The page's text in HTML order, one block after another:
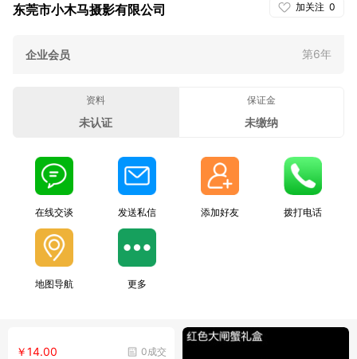
加关注 0
东莞市小木马摄影有限公司
企业会员 第6年
资料
未认证
保证金
未缴纳
在线交谈 发送私信 添加好友 拨打电话
地图导航 更多
0成交
￥14.00